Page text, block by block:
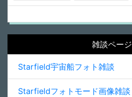
雑談ページ
Starfield宇宙船フォト雑談
Starfieldフォトモード画像雑談